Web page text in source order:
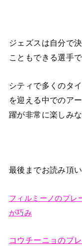
ジェズスは自分で
こともできる選手で
シティで多くのタ
を迎える中でのア
躍が非常に楽しみ
最後までお読み頂
フィルミーノのプレ
が巧み
コウチーニョのプ